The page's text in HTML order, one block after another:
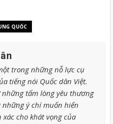
QUỐC
trong những nỗ lực cụ
tiếng nói Quốc dân Việt.
tấm lòng yêu thương
ý chí muốn hiến
cho khát vọng của